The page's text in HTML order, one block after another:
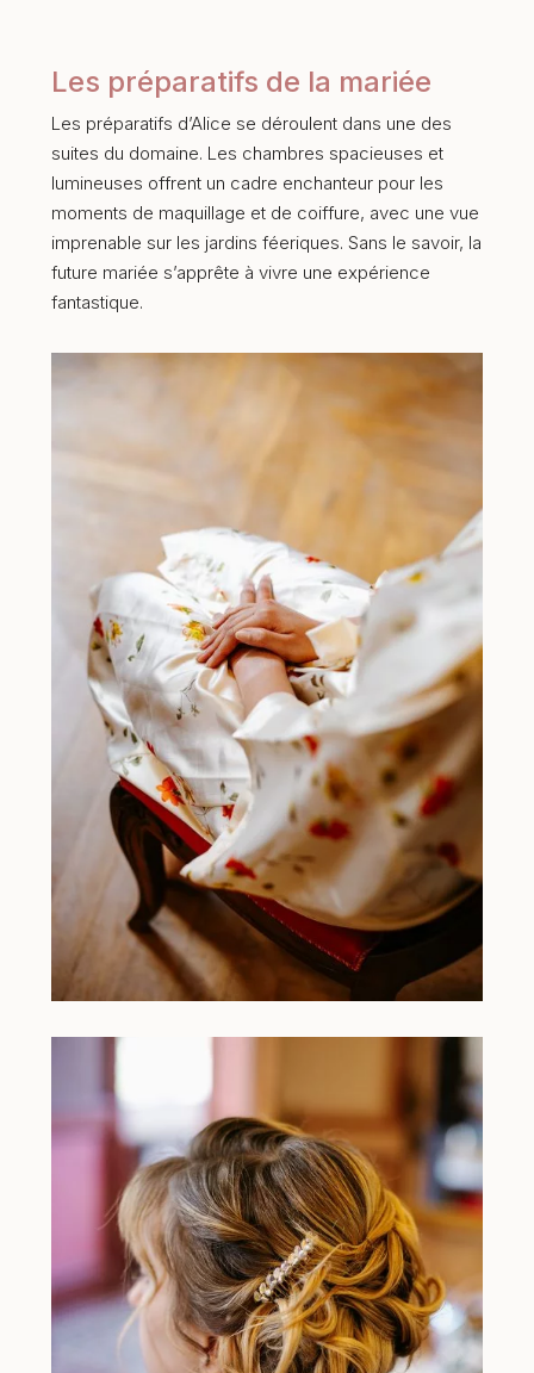
Les préparatifs de la mariée
Les préparatifs d’Alice se déroulent dans une des
suites du domaine. Les chambres spacieuses et
lumineuses offrent un cadre enchanteur pour les
moments de maquillage et de coiffure, avec une vue
imprenable sur les jardins féeriques. Sans le savoir, la
future mariée s’apprête à vivre une expérience
fantastique.